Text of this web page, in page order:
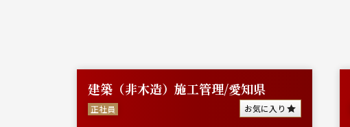
建築（非木造）施工管理/愛知県
正社員 お気に入り